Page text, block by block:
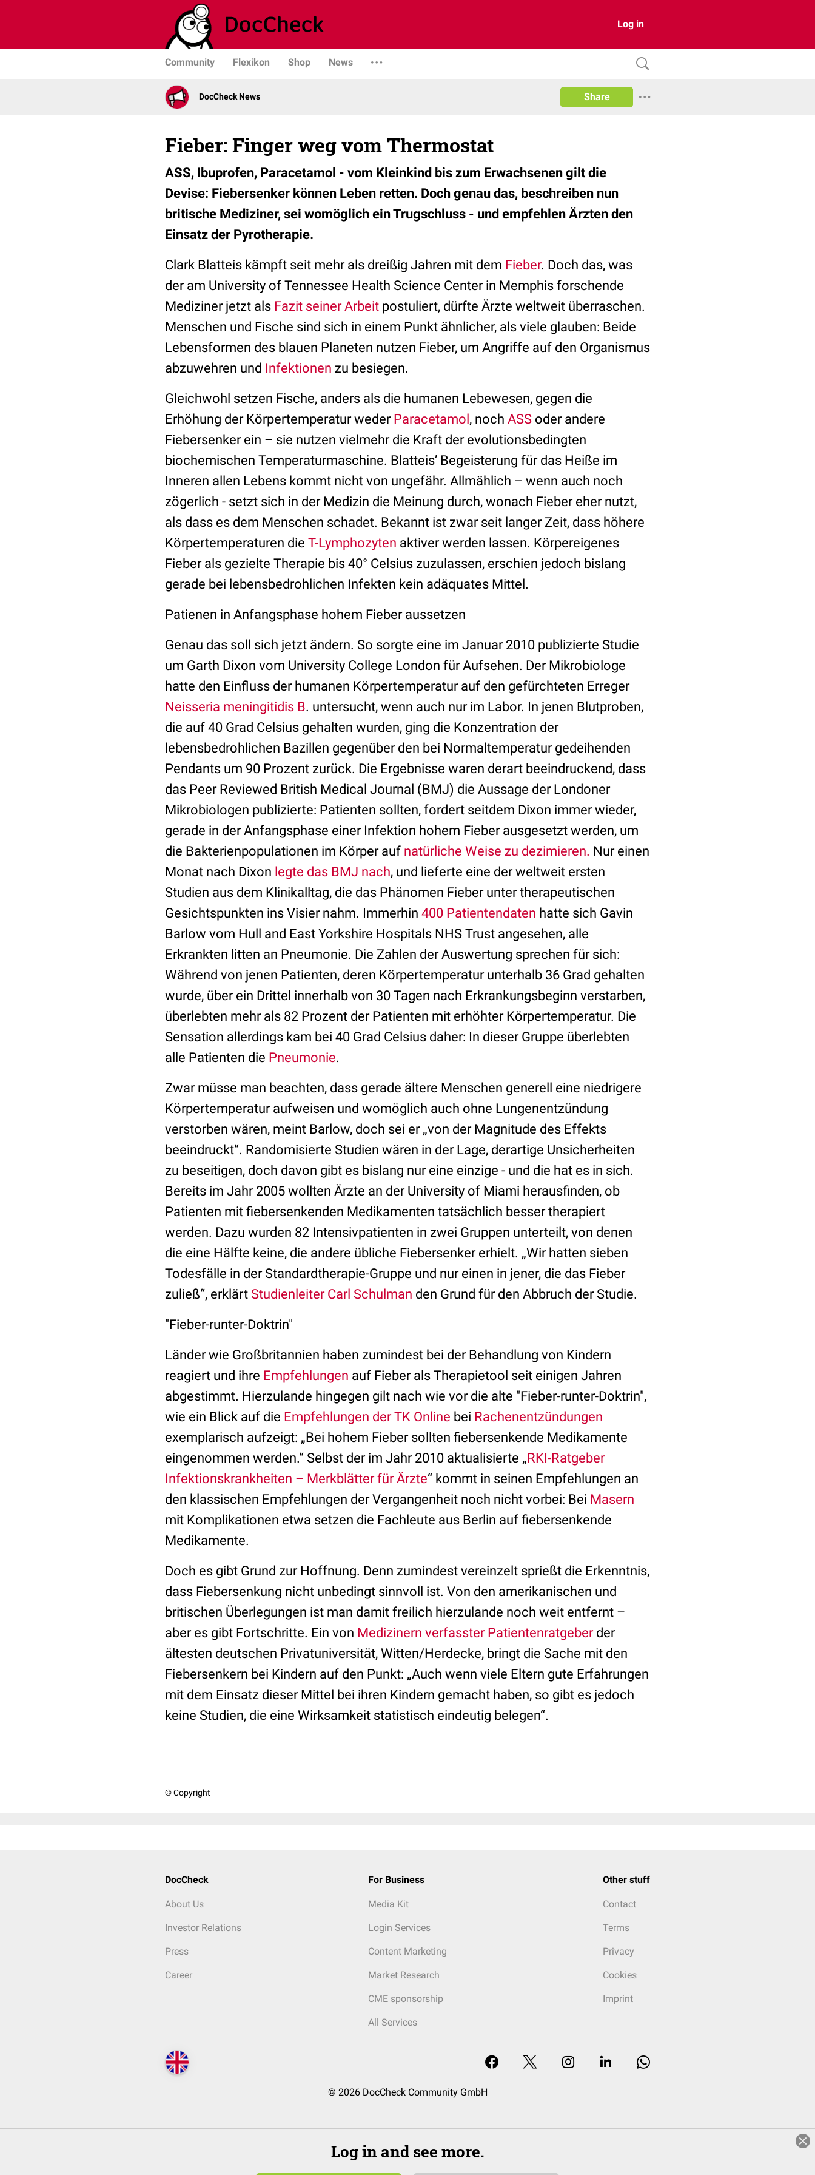
Log in
Community Flexikon Shop News
DocCheck News Share
Fieber: Finger weg vom Thermostat
ASS, Ibuprofen, Paracetamol - vom Kleinkind bis zum Erwachsenen gilt die
Devise: Fiebersenker können Leben retten. Doch genau das, beschreiben nun
britische Mediziner, sei womöglich ein Trugschluss - und empfehlen Ärzten den
Einsatz der Pyrotherapie.
Clark Blatteis kämpft seit mehr als dreißig Jahren mit dem Fieber. Doch das, was
der am University of Tennessee Health Science Center in Memphis forschende
Mediziner jetzt als Fazit seiner Arbeit postuliert, dürfte Ärzte weltweit überraschen.
Menschen und Fische sind sich in einem Punkt ähnlicher, als viele glauben: Beide
Lebensformen des blauen Planeten nutzen Fieber, um Angriffe auf den Organismus
abzuwehren und Infektionen zu besiegen.
Gleichwohl setzen Fische, anders als die humanen Lebewesen, gegen die
Erhöhung der Körpertemperatur weder Paracetamol, noch ASS oder andere
Fiebersenker ein – sie nutzen vielmehr die Kraft der evolutionsbedingten
biochemischen Temperaturmaschine. Blatteis’ Begeisterung für das Heiße im
Inneren allen Lebens kommt nicht von ungefähr. Allmählich – wenn auch noch
zögerlich - setzt sich in der Medizin die Meinung durch, wonach Fieber eher nutzt,
als dass es dem Menschen schadet. Bekannt ist zwar seit langer Zeit, dass höhere
Körpertemperaturen die T-Lymphozyten aktiver werden lassen. Körpereigenes
Fieber als gezielte Therapie bis 40° Celsius zuzulassen, erschien jedoch bislang
gerade bei lebensbedrohlichen Infekten kein adäquates Mittel.
Patienen in Anfangsphase hohem Fieber aussetzen
Genau das soll sich jetzt ändern. So sorgte eine im Januar 2010 publizierte Studie
um Garth Dixon vom University College London für Aufsehen. Der Mikrobiologe
hatte den Einfluss der humanen Körpertemperatur auf den gefürchteten Erreger
Neisseria meningitidis B. untersucht, wenn auch nur im Labor. In jenen Blutproben,
die auf 40 Grad Celsius gehalten wurden, ging die Konzentration der
lebensbedrohlichen Bazillen gegenüber den bei Normaltemperatur gedeihenden
Pendants um 90 Prozent zurück. Die Ergebnisse waren derart beeindruckend, dass
das Peer Reviewed British Medical Journal (BMJ) die Aussage der Londoner
Mikrobiologen publizierte: Patienten sollten, fordert seitdem Dixon immer wieder,
gerade in der Anfangsphase einer Infektion hohem Fieber ausgesetzt werden, um
die Bakterienpopulationen im Körper auf natürliche Weise zu dezimieren. Nur einen
Monat nach Dixon legte das BMJ nach, und lieferte eine der weltweit ersten
Studien aus dem Klinikalltag, die das Phänomen Fieber unter therapeutischen
Gesichtspunkten ins Visier nahm. Immerhin 400 Patientendaten hatte sich Gavin
Barlow vom Hull and East Yorkshire Hospitals NHS Trust angesehen, alle
Erkrankten litten an Pneumonie. Die Zahlen der Auswertung sprechen für sich:
Während von jenen Patienten, deren Körpertemperatur unterhalb 36 Grad gehalten
wurde, über ein Drittel innerhalb von 30 Tagen nach Erkrankungsbeginn verstarben,
überlebten mehr als 82 Prozent der Patienten mit erhöhter Körpertemperatur. Die
Sensation allerdings kam bei 40 Grad Celsius daher: In dieser Gruppe überlebten
alle Patienten die Pneumonie.
Zwar müsse man beachten, dass gerade ältere Menschen generell eine niedrigere
Körpertemperatur aufweisen und womöglich auch ohne Lungenentzündung
verstorben wären, meint Barlow, doch sei er „von der Magnitude des Effekts
beeindruckt“. Randomisierte Studien wären in der Lage, derartige Unsicherheiten
zu beseitigen, doch davon gibt es bislang nur eine einzige - und die hat es in sich.
Bereits im Jahr 2005 wollten Ärzte an der University of Miami herausfinden, ob
Patienten mit fiebersenkenden Medikamenten tatsächlich besser therapiert
werden. Dazu wurden 82 Intensivpatienten in zwei Gruppen unterteilt, von denen
die eine Hälfte keine, die andere übliche Fiebersenker erhielt. „Wir hatten sieben
Todesfälle in der Standardtherapie-Gruppe und nur einen in jener, die das Fieber
zuließ“, erklärt Studienleiter Carl Schulman den Grund für den Abbruch der Studie.
"Fieber-runter-Doktrin"
Länder wie Großbritannien haben zumindest bei der Behandlung von Kindern
reagiert und ihre Empfehlungen auf Fieber als Therapietool seit einigen Jahren
abgestimmt. Hierzulande hingegen gilt nach wie vor die alte "Fieber-runter-Doktrin",
wie ein Blick auf die Empfehlungen der TK Online bei Rachenentzündungen
exemplarisch aufzeigt: „Bei hohem Fieber sollten fiebersenkende Medikamente
eingenommen werden.“ Selbst der im Jahr 2010 aktualisierte „RKI-Ratgeber
Infektionskrankheiten – Merkblätter für Ärzte“ kommt in seinen Empfehlungen an
den klassischen Empfehlungen der Vergangenheit noch nicht vorbei: Bei Masern
mit Komplikationen etwa setzen die Fachleute aus Berlin auf fiebersenkende
Medikamente.
Doch es gibt Grund zur Hoffnung. Denn zumindest vereinzelt sprießt die Erkenntnis,
dass Fiebersenkung nicht unbedingt sinnvoll ist. Von den amerikanischen und
britischen Überlegungen ist man damit freilich hierzulande noch weit entfernt –
aber es gibt Fortschritte. Ein von Medizinern verfasster Patientenratgeberder
ältesten deutschen Privatuniversität, Witten/Herdecke, bringt die Sache mit den
Fiebersenkern bei Kindern auf den Punkt: „Auch wenn viele Eltern gute Erfahrungen
mit dem Einsatz dieser Mittel bei ihren Kindern gemacht haben, so gibt es jedoch
keine Studien, die eine Wirksamkeit statistisch eindeutig belegen“.
© Copyright
DocCheck
About Us
Investor Relations
Press
Career
For Business
Media Kit
Login Services
Content Marketing
Market Research
CME sponsorship
All Services
Other stuff
Contact
Terms
Privacy
Cookies
Imprint
© 2026 DocCheck Community GmbH
Log in and see more.